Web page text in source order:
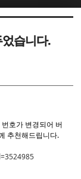
습니다.
호가 변경되어 버
추천해드립니다.